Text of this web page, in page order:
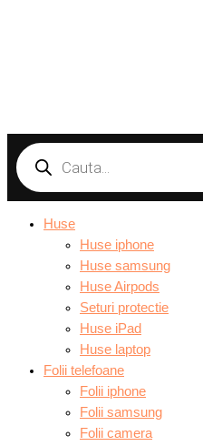
search
Huse
Huse iphone
Huse samsung
Huse Airpods
Seturi protectie
Huse iPad
Huse laptop
Folii telefoane
Folii iphone
Folii samsung
Folii camera